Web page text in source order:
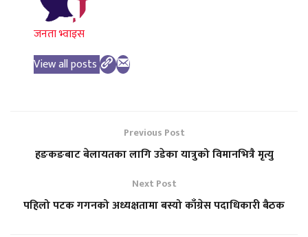
जनता भ्वाइस
View all posts
Previous Post
हङकङबाट बेलायतका लागि उडेका यात्रुको विमानभित्रै मृत्यु
Next Post
पहिलो पटक गगनको अध्यक्षतामा बस्यो काँग्रेस पदाधिकारी बैठक